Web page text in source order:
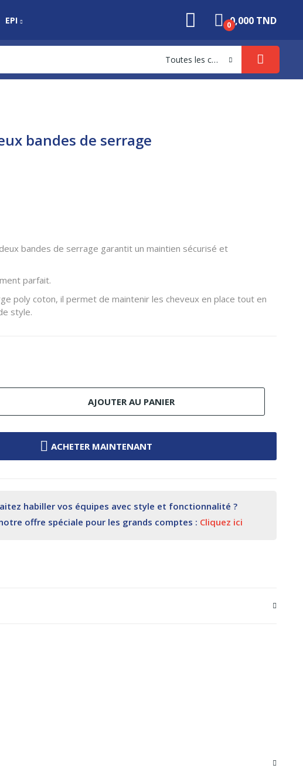
EPI 0,000 TND
0
Toutes les catégories
bandes de serrage
bandes de serrage garantit un maintien sécurisé et
parfait.
poly coton, il permet de maintenir les cheveux en place tout en
style.
AJOUTER AU PANIER
ACHETER MAINTENANT
habiller vos équipes avec style et fonctionnalité ?
offre spéciale pour les grands comptes : Cliquez ici